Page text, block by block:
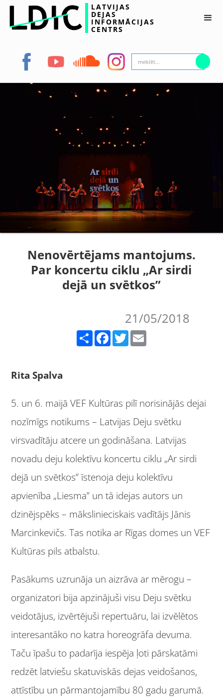
LATVIJAS
DEJAS
INFORMĀCIJAS
CENTRS
Nenovērtējams mantojums.
Par koncertu ciklu „Ar sirdi
dejā un svētkos”
21/05/2018
Facebook Twitter
Rita Spalva
5. un 6. maijā VEF Kultūras pilī norisinājās dejai
nozīmīgs notikums – Latvijas Deju svētku
virsvadītāju atcere un godināšana. Latvijas
novadu deju kolektīvu koncertu ciklu „Ar sirdi
dejā un svētkos” īstenoja deju kolektīvu
apvienība „Liesma” un tā idejas autors un
dzinējspēks – mākslinieciskais vadītājs Jānis
Marcinkevičs. Tas notika ar Rīgas domes un VEF
Kultūras pils atbalstu.
Pasākums uzrunāja un aizrāva ar mērogu –
organizatori bija apzinājuši visu Deju svētku
veidotājus, izvērtējuši repertuāru, lai izvēlētos
interesantāko no katra horeogrāfa devuma.
Taču īpašu to padarīja iespēja ļoti pārskatāmi
redzēt latviešu skatuviskās dejas veidošanos,
attīstību un pārmantojamību 80 gadu garumā.